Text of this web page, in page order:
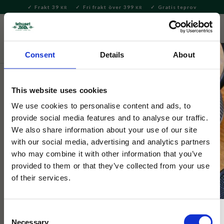
Consent Details About
This website uses cookies
We use cookies to personalise content and ads, to
provide social media features and to analyse our traffic.
We also share information about your use of our site
with our social media, advertising and analytics partners
who may combine it with other information that you’ve
provided to them or that they’ve collected from your use
of their services.
Necessary
Meny
Frakt 39 KR Fri frakt över 399 KR Gratis teprov
Servering & Dukning
Dunoon
Skye Rosabunda
En kvalitetsmugg från brittiska Dunoon i modellen Skye, motiv
på vackra blommande rosor.